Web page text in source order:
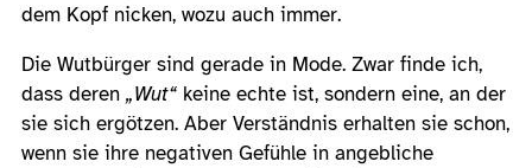
dem Kopf nicken, wozu auch immer.
Die Wutbürger sind gerade in Mode. Zwar finde ich,
dass deren „Wut“ keine echte ist, sondern eine, an der
sie sich ergötzen. Aber Verständnis erhalten sie schon,
wenn sie ihre negativen Gefühle in angebliche